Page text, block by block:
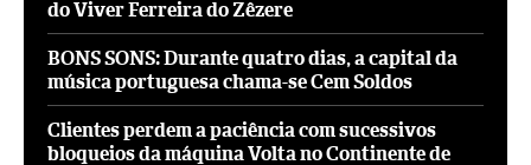
do Viver Ferreira do Zêzere
BONS SONS: Durante quatro dias, a capital da
música portuguesa chama-se Cem Soldos
Clientes perdem a paciência com sucessivos
bloqueios da máquina Volta no Continente de